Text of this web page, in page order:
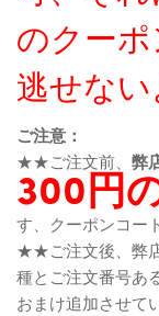
のクー
逃せな
ご注意：
★★ご注文前、 弊
300円
す、クーポンコー
★★ご注文後、弊
種とご注文番号あ
おまけ追加させて